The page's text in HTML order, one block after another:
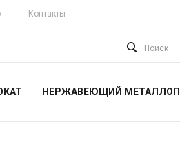
Контакты
Поиск
НЕРЖАВЕЮЩИЙ